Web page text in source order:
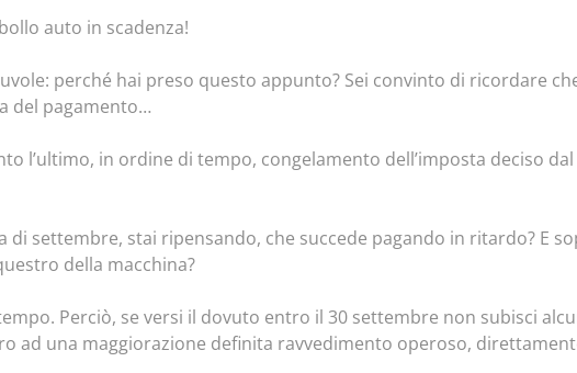
auto in scadenza!
perché hai preso questo appunto? Sei convinto di ricordare
del pagamento…
l’ultimo, in ordine di tempo, congelamento dell’imposta deciso
di settembre, stai ripensando, che succede pagando in ritardo? E
della macchina?
Perciò, se versi il dovuto entro il 30 settembre non subisci
ad una maggiorazione definita ravvedimento operoso,